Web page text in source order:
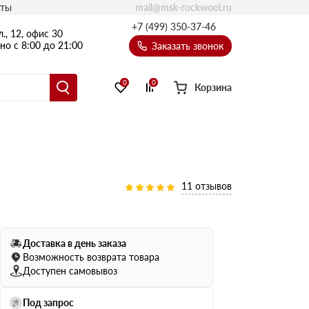
12, офис 30
с 8:00 до 21:00
+7 (499) 350-37-46
Заказать звонок
Ультратонкий
75 мм
100 мм
Балкон
Эсктра
Оптима
0 0 Корзина
mail@msk-rockwool.ru
11 отзывов
Доставка в день заказа
Возможность возврата товара
Доступен самовывоз
Под запрос